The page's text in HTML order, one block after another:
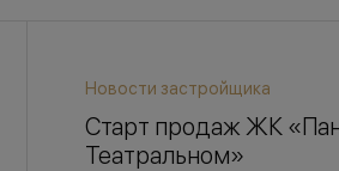
Новости застройщика
Старт продаж ЖК
Театральном»